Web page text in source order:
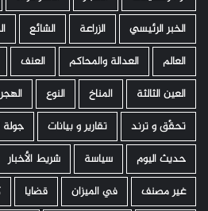
الخبر الرئيسي
الزراعة الشائع
العالم
العدالة والمحاكم العنف
العين الثالثة
المناخ النوع
تحقّق و ترند
تقارير و بيانات
جولة
حديث اليوم
سياسة شريط الأخبار
غير مصنف
في الميزان قضايا